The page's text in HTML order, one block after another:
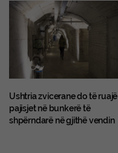
Ushtria zvicerane do të ruajë
pajisjet në bunkerë të
shpërndarë në gjithë vendin